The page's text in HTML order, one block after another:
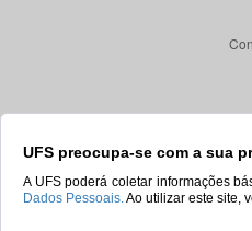
UFS preocupa-se com a sua
A UFS poderá coletar informações
Dados Pessoais.Ao utilizar este site,